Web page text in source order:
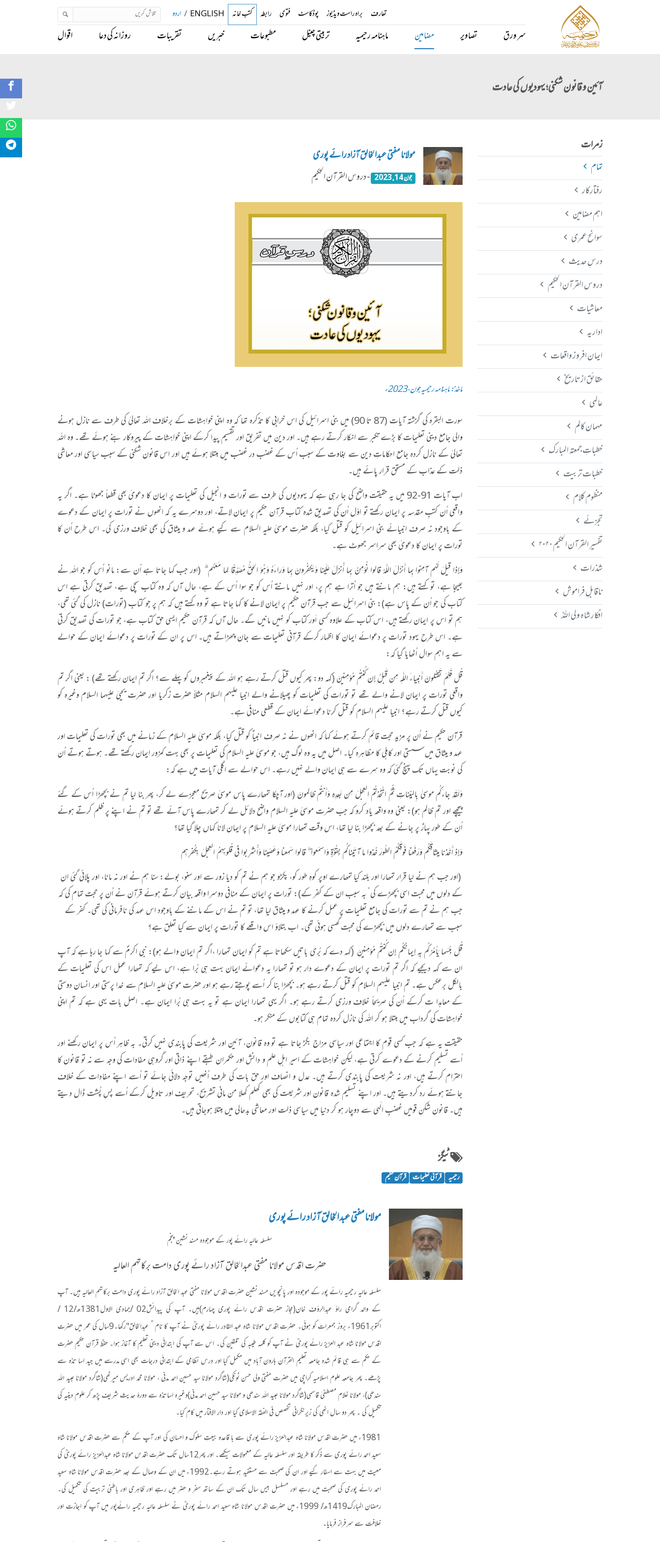
تعارف براہ راست ویڈیوز پوڈکاسٹ فتوی رابطہ کتب خانہ ENGLISH
/ اردو
سر ورق تصاویر مضامین ماہنامہ رحیمیہ تربیتی چینل مطبوعات خبریں تقریبات روزانہ کی دعا اقوال
آئین و قانون شکنی؛ یہودیوں کی عادت
زمرات
تمام
رفتارِکار
اہم مضامین
سوانح عمری
درسِ حدیث
دروس القرآن الحکیم
معاشیات
اداریہ
ایمان افروز واقعات
حقائق از تاریخ
عالمی
مہمان کالم
خطباتِ جمعتہ المبارک
خطبات تربیت
منظوم کلام
تجزئے
تفسیر القرآن الحکیم ۲۰۲۰
شذرات
ناقابلِ فراموش
افکار شاہ ولی اللہؒ
مولانا مفتی عبدالخالق آزاد رائے پوری
جون 14, 2023 - دروس القرآن الحکیم
ماخذ: ماہنامہ رحیمیہ جون،2023ء
سورت البقرہ کی گزشتہ آیات (87 تا 90) میں بنی اسرائیل کی اس خرابی کا تذکرہ تھا کہ وہ اپنی خواہشات کے برخلاف اللہ تعالیٰ کی طرف سے نازل ہونے
والی جامع دینی تعلیمات کا بڑے تکبر سے انکار کرتے رہے ہیں۔ اور دین میں تفریق اور تقسیم پیدا کرکے اپنی خواہشات کے پیروکار بنے ہوئے تھے۔ وہ اللہ
تعالیٰ کے نازل کردہ جامع احکاماتِ دین سے بغاوت کے سبب اُس کے غضب در غضب میں مبتلا ہوئے ہیں اور اس قانون شکنی کے سبب سیاسی اور معاشی
ذلت کے عذاب کے مستحق قرار پائے ہیں۔
اب آیات 91-92 میں یہ حقیقت واضح کی جا رہی ہے کہ یہودیوں کی طرف سے تورات و انجیل کی تعلیمات پر ایمان کا دعویٰ بھی قطعاً جھوٹا ہے۔ اگر یہ
واقعی اُن کتبِ مقدسہ پر ایمان رکھتے تو اوّل اُن کی تصدیق شدہ کتاب قرآن حکیم پر ایمان لاتے، اور دوسرے یہ کہ انھوں نے تورات پر ایمان کے دعوے
کے باوجود نہ صرف انبیائے بنی اسرائیل کو قتل کیا، بلکہ حضرت موسیٰ علیہ السلام سے کیے ہوئے عہد و میثاق کی بھی خلاف ورزی کی۔ اس طرح اُن کا
تورات پر ایمان کا دعویٰ بھی سراسر جھوٹ ہے۔
وَإِذا قيلَ لَهُم آمِنوا بِما أَنزَلَ اللَّهُ قالوا نُؤمِنُ بِما أُنزِلَ عَلَينا وَيَكفُرونَ بِما وَراءَهُ وَهُوَ الحَقُّ مُصَدِّقًا لِما مَعَهُم ۗ (اور جب کہا جاتا ہے اُن سے: مانو اُس کو جو اللہ نے
بھیجا ہے، تو کہتے ہیں: ہم مانتے ہیں جو اُترا ہے ہم پر، اور نہیں مانتے اُس کو جو سوا اُس کے ہے، حال آں کہ وہ کتاب سچی ہے، تصدیق کرتی ہے اس
کتاب کی جو اُن کے پاس ہے): بنی اسرائیل سے جب قرآن حکیم پر ایمان لانے کا کہا جاتا ہے تو وہ کہتے ہیں کہ ہم پر جو کتاب (تورات) نازل کی گئی تھی،
ہم تو اس پر ایمان رکھتے ہیں، اس کتاب کے علاوہ کسی اَور کتاب کو نہیں مانیں گے۔ حال آں کہ قرآن حکیم ایسی حق کتاب ہے، جو تورات کی تصدیق کرتی
ہے۔ اس طرح یہود تورات پر دعوائے ایمان کا اظہار کرکے قرآنی تعلیمات سے جان چھڑاتے ہیں۔ اس پر ان کے تورات پر دعوائے ایمان کے حوالے
سے یہ اہم سوال اُٹھایا گیا کہ:
قُل فَلِمَ تَقتُلونَ أَنبِياءَ اللَّهِ مِن قَبلُ إِن كُنتُم مُؤمِنينَ (کہہ دو: پھر کیوں قتل کرتے رہے ہو اللہ کے پیغمبروں کو پہلے سے؟ اگر تم ایمان رکھتے تھے) : یعنی اگر تم
واقعی تورات پر ایمان لانے والے تھے تو تورات کی تعلیمات کو پھیلانے والے انبیا علیہم السلام مثلاً حضرت زکریا اور حضرت یحییٰ علیہما السلام وغیرہ کو
کیوں قتل کرتے رہے؟ انبیا علیہم السلام کو قتل کرنا دعوائے ایمان کے قطعی منافی ہے۔
قرآن حکیم نے اُن پر مزید حجت قائم کرتے ہوئے کہا کہ انھوں نے نہ صرف انبیاؑ کو قتل کیا، بلکہ موسیٰ علیہ السلام کے زمانے میں بھی تورات کی تعلیمات اور
عہد و میثاق میں سستی اور کاہلی کا مظاہرہ کیا۔ اصل میں یہ وہ لوگ ہیں، جو موسیٰ علیہ السلام کی تعلیمات پر بھی بہت کمزور ایمان رکھتے تھے۔ ہوتے ہوتے اُن
کی نوبت یہاں تک پہنچ گئی کہ وہ سِرے سے ہی ایمان والے نہیں رہے۔ اس حوالے سے اگلی آیات میں ہے کہ:
وَلَقَد جاءَكُم موسىٰ بِالبَيِّناتِ ثُمَّ اتَّخَذتُمُ العِجلَ مِن بَعدِهِ وَأَنتُم ظالِمونَ (اور آچکا تمھارے پاس موسیٰ صریح معجزے لے کر، پھر بنا لیا تم نے بچھڑا اُس کے گئے
پیچھے اور تم ظالم ہو): یعنی وہ واقعہ یاد کرو کہ جب حضرت موسیٰ علیہ السلام واضح دلائل لے کر تمھارے پاس آئے تھے تو تم نے اپنے پر ظلم کرتے ہوئے
اُن کے طور پہاڑ پر جانے کے بعد بچھڑا بنا لیا تھا، اس وقت تمھارا موسیٰ علیہ السلام پر ایمان لانا کہاں چلا گیا تھا؟
وَإِذ أَخَذنا ميثاقَكُم وَرَفَعنا فَوقَكُمُ الطّورَ خُذوا ما آتَيناكُم بِقُوَّةٍ وَاسمَعوا ۖ قالوا سَمِعنا وَعَصَينا وَأُشرِبوا في قُلوبِهِمُ العِجلَ بِكُفرِهِم
(اور جب ہم نے لیا قرار تمھارا اور بلند کیا تمھارے اوپر کوہِ طور کو، پکڑو جو ہم نے تم کو دیا زور سے اور سنو، بولے: سنا ہم نے اور نہ مانا، اور پلائی گئی ان
کے دلوں میں محبت اسی بچھڑے کی‘ بہ سبب ان کے کفر کے): تورات پر ایمان کے منافی دوسرا واقعہ بیان کرتے ہوئے قرآن نے اُن پر حجت تمام کی کہ
جب ہم نے تم سے تورات کی جامع تعلیمات پر عمل کرنے کا عہد و میثاق لیا تھا، تو تم نے اس کے ماننے کے باوجود اس عہد کی نافرمانی کی تھی۔ کفر کے
سبب سے تمھارے دلوں میں بچھڑے کی محبت گھسی ہوئی تھی۔ اب بتلاؤ اس واقعے کا تورات پر ایمان سے کیا تعلق ہے؟
قُل بِئسَما يَأمُرُكُم بِهِ إيمانُكُم إِن كُنتُم مُؤمِنينَ (کہہ دے کہ بُری باتیں سکھاتا ہے تم کو ایمان تمھارا ،اگر تم ایمان والے ہو): نبی اکرمؐ سے کہا جا رہا ہے کہ آپ
ان سے کہہ دیجیے کہ اگر تم تورات پر ایمان کے دعوے دار ہو تو تمھارا یہ دعوائے ایمان بہت ہی بُرا ہے، اس لیے کہ تمھارا عمل اس کی تعلیمات کے
بالکل برعکس ہے۔ تم انبیا علیہم السلام کو قتل کرتے رہے ہو۔ بچھڑا بنا کر اُسے پوجتے رہے ہو اور حضرت موسیٰ علیہ السلام سے خدا پرستی اور انسان دوستی
کے معاہدا ت کرکے اُن کی صریحاً خلاف ورزی کرتے رہے ہو۔ اگر یہی تمھارا ایمان ہے تو یہ بہت ہی بُرا ایمان ہے۔ اصل بات یہی ہے کہ تم اپنی
خواہشات کی گرداب میں مبتلا ہو کر اللہ کی نازل کردہ تمام ہی کتابوں کے منکر ہو۔
حقیقت یہ ہے کہ جب کسی قوم کا اجتماعی اور سیاسی مزاج بگڑ جاتا ہے تو وہ قانون، آئین اور شریعت کی پابندی نہیں کرتی۔ بہ ظاہر اُس پر ایمان رکھنے اور
اُسے تسلیم کرنے کے دعوے کرتی ہے، لیکن خواہشات کے اسیر اہلِ علم و دانش اور حکمران طبقے اپنے ذاتی اور گروہی مفادات کی وجہ سے نہ تو قانون کا
احترام کرتے ہیں، اور نہ شریعت کی پابندی کرتے ہیں۔ عدل و انصاف اور حق بات کی طرف اُنھیں توجہ دلائی جائے تو اُسے اپنے مفادات کے خلاف
جانتے ہوئے رد کردیتے ہیں۔ اور اپنے تسلیم شدہ قانون اور شریعت کی بھی کھلم کھلا من مانی تشریح، تحریف اور تاویل کرکے اُسے پسِ پُشت ڈال دیتے
ہیں۔ قانون شکن قومیں غضبِ الٰہی سے دوچار ہو کر دنیا میں سیاسی ذلت اور معاشی بدحالی میں مبتلا ہوجاتی ہیں۔
ٹیگز
رحیمیہ قرآنی تعلیمات قرآن حکیم
مولانا مفتی عبدالخالق آزاد رائے پوری
سلسلہ عاليہ رائے پور کے موجودہ مسند نشین پنجم
حضرت اقدس مولانا مفتی عبدالخالق آزاد رائے پوری دامت برکاتہم العالیہ
سلسلہ عالیہ رحیمیہ رائے پور کے موجودہ اور پانچویں مسند نشین حضرت اقدس مولانا مفتی عبد الخالق آزاد رائے پوری دامت برکاتہم العالیہ ہیں۔ آپ
کے والد گرامی راؤ عبدالرؤف خان(مجاز حضرت اقدس رائے پوری چہارم)ہیں۔ آپ کی پیدائش02 / جمادی الاول1381ھ/12 /
اکتوبر1961ء بروز جمعرات کو ہوئی۔ حضرت اقدس مولانا شاہ عبد القادر رائے پوریؒ نے آپ کا نام ” عبدالخالق"رکھا۔9سال کی عمر میں حضرت
اقدس مولانا شاہ عبد العزیز رائے پوریؒ نے آپ کو کلمہ طیبہ کی تلقین کی۔ اس سے آپ کی ابتدائی دینی تعلیم کا آغاز ہوا۔ حفظ قرآن حکیم حضرت
کے حکم سے ہی قائم شدہ جامعہ تعلیم القرآن ہارون آباد میں مکمل کیا اور درس نظامی کے ابتدائی درجات بھی اسی مدرسے میں جید اسا تذہ سے
پڑھے۔ پھر جامعہ علوم اسلامیہ کراچی میں حضرت مفتی ولی حسن ٹونکی(شاگرد مولانا سید حسین احمد مدنی ، مولانا محمد ادریس میرٹھی(شاگرد مولانا عبید اللہ
سندھی)، مولانا غلام مصطفیٰ قاسمی(شاگرد مولانا عبید اللہ سندھی و مولانا سید حسین احمد مدنی)وغیرہ اساتذہ سے دورۂ حدیث شریف پڑھ کر علوم دینیہ کی
تکمیل کی ۔ پھر دو سال انھی کی زیرنگرانی تخصص فی الفقہ الاسلامی کیا اور دار الافتار میں کام کیا۔
1981ء میں حضرت اقدس مولانا شاہ عبدالعزیز رائے پوری سے با قاعدہ بیعتِ سلوک و احسان کی اور آپ کے حکم سے حضرت اقدس مولانا شاہ
سعید احمد رائے پوری سے ذکر کا طریقہ اور سلسلہ عالیہ کے معمولات سیکھے۔ اور پھر12سال تک حضرت اقدس مولانا شاہ عبدالعزیز رائے پوریؒ کی
معیت میں بہت سے اسفار کیے اور ان کی صحبت سے مستفید ہوتے رہے۔1992ء میں ان کے وصال کے بعد حضرت اقدس مولانا شاہ سعید
احمد رائے پوری کی صحبت میں رہے اور مسلسل بیس سال تک ان کے ساتھ سفر و حضر میں رہے اور ظاہری اور باطنی تربیت کی تکمیل کی۔
رمضان المبارک1419ھ/ 1999
ء میں حضرت اقدس مولانا شاہ سعید احمد رائے پوریؒ نے سلسلہ عالیہ رحیمیہ رائےپور میں آپ کو اجازت اور
خلافت سے سرفراز فرمایا۔